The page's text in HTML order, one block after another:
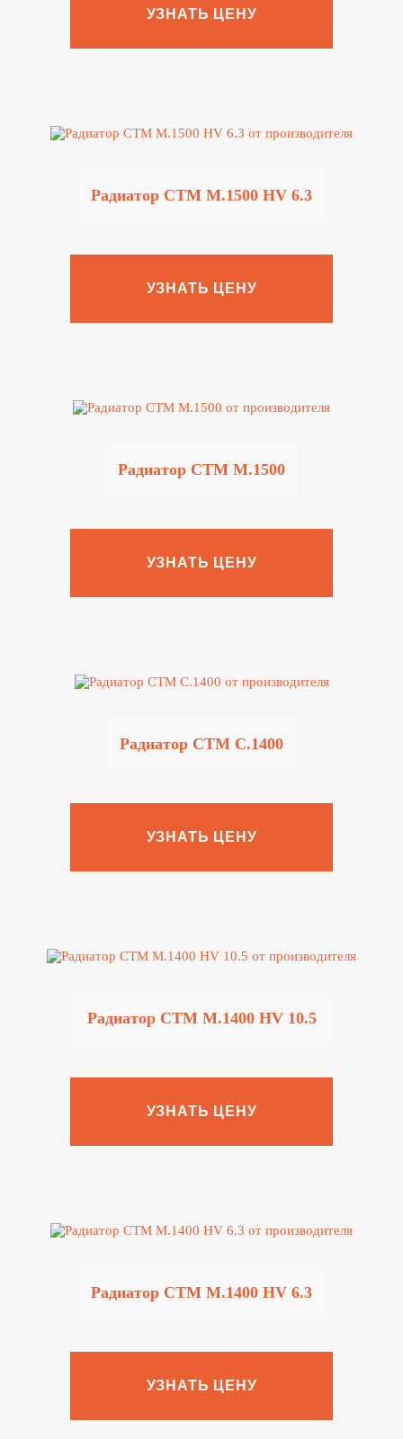
УЗНАТЬ ЦЕНУ
Радиатор CTM M.1500 HV 6.3
УЗНАТЬ ЦЕНУ
Радиатор CTM M.1500
УЗНАТЬ ЦЕНУ
Радиатор CTM C.1400
УЗНАТЬ ЦЕНУ
Радиатор CTM M.1400 HV 10.5
УЗНАТЬ ЦЕНУ
Радиатор CTM M.1400 HV 6.3
УЗНАТЬ ЦЕНУ